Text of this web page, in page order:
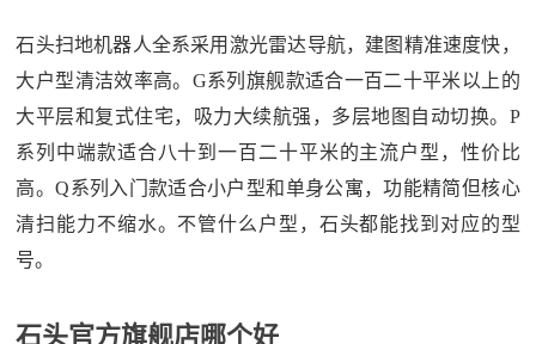
石头扫地机器人全系采用激光雷达导航，建图精准速度快，
大户型清洁效率高。G系列旗舰款适合一百二十平米以上的
大平层和复式住宅，吸力大续航强，多层地图自动切换。P
系列中端款适合八十到一百二十平米的主流户型，性价比
高。Q系列入门款适合小户型和单身公寓，功能精简但核心
清扫能力不缩水。不管什么户型，石头都能找到对应的型
号。
石头官方旗舰店哪个好